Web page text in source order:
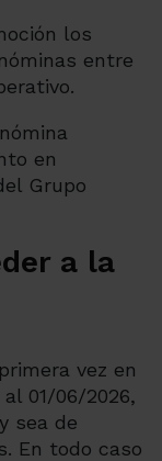
los
entre
en
Grupo
a la
vez en
01/06/2026,
sea de
En todo caso